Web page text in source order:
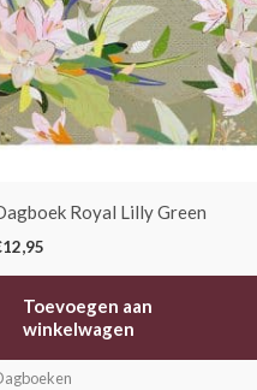
Royal Lilly Green
12,95
Toevoegen aan
winkelwagen